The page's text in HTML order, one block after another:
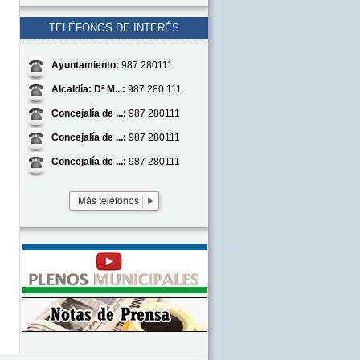
TELÉFONOS DE INTERÉS
Ayuntamiento: 987 280111
Alcaldía: Dª M...: 987 280 111
Concejalía de ...: 987 280111
Concejalía de ...: 987 280111
Concejalía de ...: 987 280111